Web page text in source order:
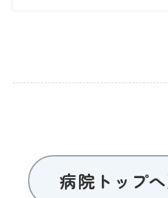
病院トップ